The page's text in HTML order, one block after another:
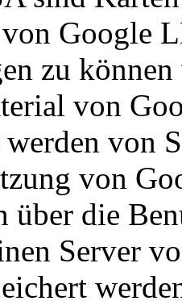
Google
zu
von
von
von
über die
Server